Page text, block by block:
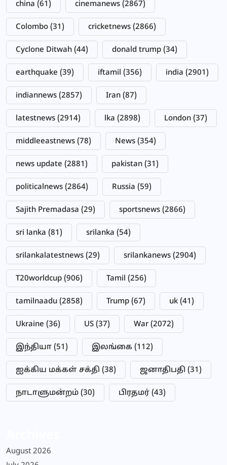
china (61) cinemanews (2867)
Colombo (31) cricketnews (2866)
Cyclone Ditwah (44) donald trump (34)
earthquake (39) iftamil (356) india (2901)
indiannews (2857) Iran (87)
latestnews (2914) lka (2898) London (37)
middleeastnews (78) News (354)
news update (2881) pakistan (31)
politicalnews (2864) Russia (59)
Sajith Premadasa (29) sportsnews (2866)
sri lanka (81) srilanka (54)
srilankalatestnews (29) srilankanews (2904)
T20worldcup (906) Tamil (256)
tamilnaadu (2858) Trump (67) uk (41)
Ukraine (36) US (37) War (2072)
இந்தியா (51) இலங்கை (112)
ஐக்கிய மக்கள் சக்தி (38) ஜனாதிபதி (31)
நாடாளுமன்றம் (30) பிரதமர் (43)
August 2026